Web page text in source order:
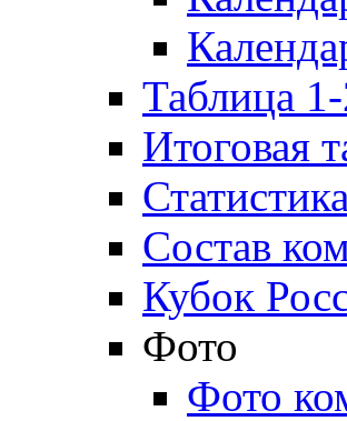
Таблица
Итоговая
Состав
Кубок
Фото
Фото